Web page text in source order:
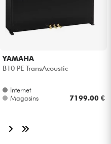
YAMAHA
B10 PE TransAcoustic
Internet
Magasins
7199.00 €